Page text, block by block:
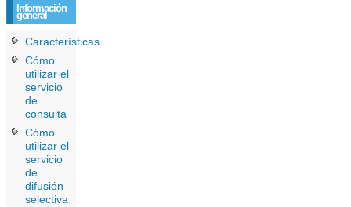
Información
general
Características
Cómo
utilizar el
servicio
de
consulta
Cómo
utilizar el
servicio
de
difusión
selectiva